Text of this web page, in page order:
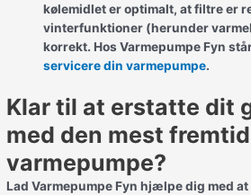
kølemidlet er optimalt, at filtre er
vinterfunktioner (herunder
korrekt. Hos Varmepumpe Fyn
servicere din varmepumpe.
Klar til at erstatte dit
med den mest
varmepumpe?
Lad Varmepumpe Fyn hjælpe dig med